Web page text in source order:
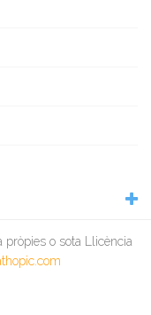
pròpies o sota Llicència